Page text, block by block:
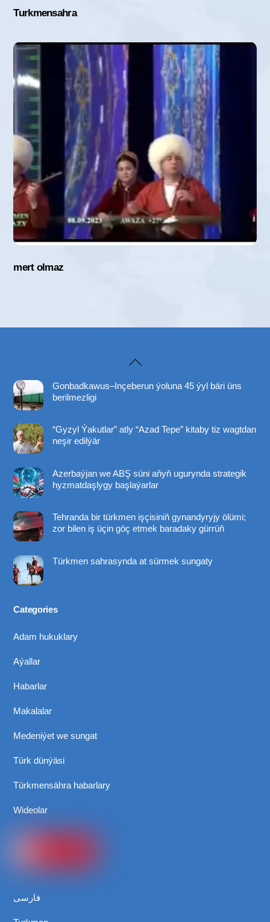
Turkmensahra
mert olmaz
Back
Gonbadkawus–Inçeberun ýoluna 45 ýyl bäri üns
berilmezligi
“Gyzyl Ýakutlar” atly “Azad Tepe” kitaby tiz wagtdan
neşir edilýär
Azerbaýjan we ABŞ süni aňyň ugurynda strategik
hyzmatdaşlygy başlaýarlar
Tehranda bir türkmen işçisiniň gynandyryjy ölümi;
zor bilen iş üçin göç etmek baradaky gürrüň
Türkmen sahrasynda at sürmek sungaty
Categories
Adam hukuklary
Aýallar
Habarlar
Makalalar
Medeniýet we sungat
Türk dünýäsi
Türkmensähra habarlary
Wideolar
فارسی